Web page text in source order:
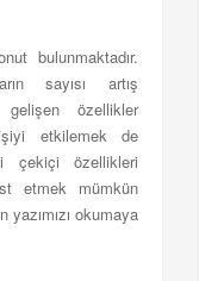
bulunmaktadır.
sayısı artış
özellikler
etkilemek de
çekiçi özellikleri
etmek mümkün
okumaya